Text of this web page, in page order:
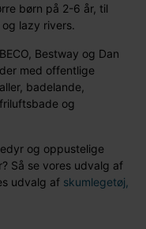
børn på 2-6 år, til
lazy rivers.
Bestway og Dan
med offentlige
badelande,
og
og oppustelige
Så se vores udvalg af
udvalg af skumlegetøj,